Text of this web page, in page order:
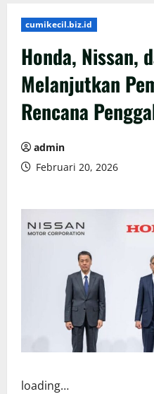
cumikecil.biz.id
Honda, Nissan,
Melanjutkan
Rencana
admin
Februari 20, 2026
loading…